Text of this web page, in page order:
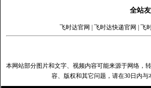
全站
飞时达官网 飞时达快递官网 飞
本网站部分图片和文字、视频内容可能来源于网络，
容、版权和其它问题，请在30日内